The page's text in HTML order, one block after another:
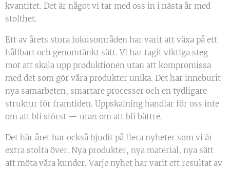
kvantitet. Det är något vi tar med oss in i nästa år med
stolthet.
Ett av årets stora fokusområden har varit att växa på ett
hållbart och genomtänkt sätt. Vi har tagit viktiga steg
mot att skala upp produktionen utan att kompromissa
med det som gör våra produkter unika. Det har inneburit
nya samarbeten, smartare processer och en tydligare
struktur för framtiden. Uppskalning handlar för oss inte
om att bli störst — utan om att bli bättre.
Det här året har också bjudit på flera nyheter som vi är
extra stolta över. Nya produkter, nya material, nya sätt
att möta våra kunder. Varje nyhet har varit ett resultat av